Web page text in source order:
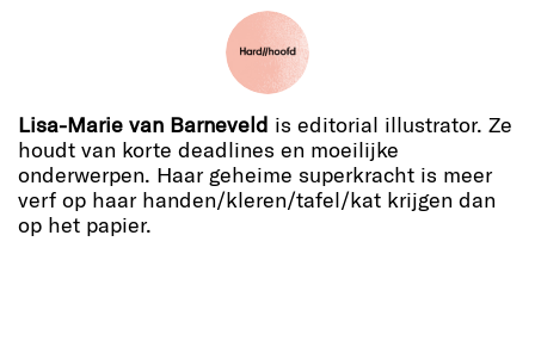
Lisa-Marie van Barneveld is editorial illustrator. Ze
houdt van korte deadlines en moeilijke
onderwerpen. Haar geheime superkracht is meer
verf op haar handen/kleren/tafel/kat krijgen dan
op het papier.